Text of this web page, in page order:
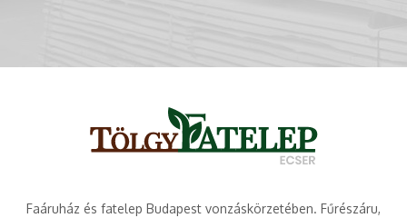
Faáruház és fatelep Budapest vonzáskörzetében. Fűrészáru,